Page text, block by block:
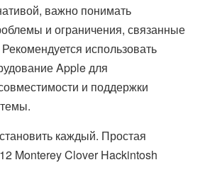
важно понимать
и ограничения, связанные
использовать
Apple для
и поддержки
каждый. Простая
Monterey Clover Hackintosh